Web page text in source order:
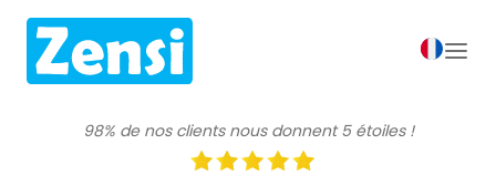
98% de nos clients nous donnent 5 étoiles !